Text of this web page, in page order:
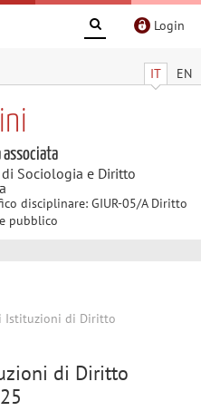
Login
IT EN
Sociologia e Diritto
disciplinare: GIUR-05/A Diritto
pubblico
Istituzioni di Diritto
di Diritto